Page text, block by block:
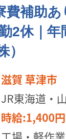
費補助
2休｜年
）
滋賀 草津市
時給:1,400